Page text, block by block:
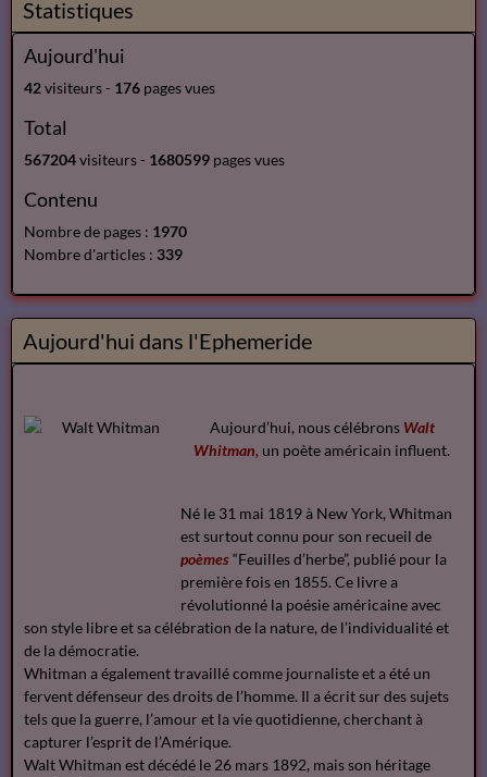
Statistiques
Aujourd'hui
42visiteurs - 176 pages vues
Total
567204visiteurs - 1680599 pages vues
Contenu
Nombre de pages : 1970
Nombre d'articles : 339
Aujourd'hui dans l'Ephemeride
Aujourd’hui, nous célébrons Walt
Whitman, un poète américain influent.
Né le 31 mai 1819 à New York, Whitman
est surtout connu pour son recueil de
poèmes “Feuilles d’herbe”, publié pour la
première fois en 1855. Ce livre a
révolutionné la poésie américaine avec
son style libre et sa célébration de la nature, de l’individualité et
de la démocratie.
Whitman a également travaillé comme journaliste et a été un
fervent défenseur des droits de l’homme. Il a écrit sur des sujets
tels que la guerre, l’amour et la vie quotidienne, cherchant à
capturer l’esprit de l’Amérique.
Walt Whitman est décédé le 26 mars 1892, mais son héritage